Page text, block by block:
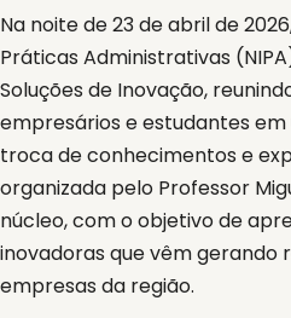
Na noite de 23 de abril de
Práticas Administrativas
Soluções de Inovação,
empresários e estudantes
troca de conhecimentos e
organizada pelo Professor
núcleo, com o objetivo de
inovadoras que vêm
empresas da região.